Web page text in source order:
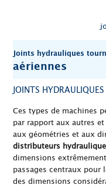
Joints hydrauliques
aériennes
JOINTS
Ces types de machines
par rapport aux autres
aux géométries et aux
distributeurs
dimensions
passages centraux
des dimensions